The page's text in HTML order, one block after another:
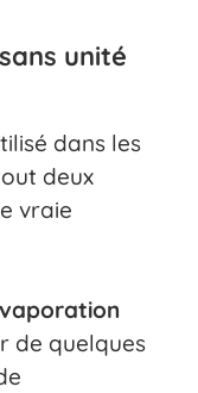
unité
dans les
deux
vraie
de quelques